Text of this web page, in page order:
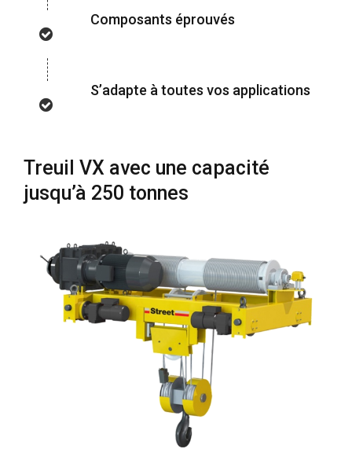
Composants éprouvés
S’adapte à toutes vos applications
Treuil VX avec une capacité
jusqu’à 250 tonnes